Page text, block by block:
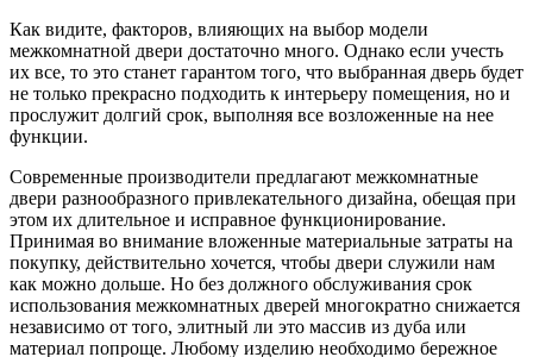
Как видите, факторов, влияющих на выбор модели
межкомнатной двери достаточно много. Однако если учесть
их все, то это станет гарантом того, что выбранная дверь будет
не только прекрасно подходить к интерьеру помещения, но и
прослужит долгий срок, выполняя все возложенные на нее
функции.
Современные производители предлагают межкомнатные
двери разнообразного привлекательного дизайна, обещая при
этом их длительное и исправное функционирование.
Принимая во внимание вложенные материальные затраты на
покупку, действительно хочется, чтобы двери служили нам
как можно дольше. Но без должного обслуживания срок
использования межкомнатных дверей многократно снижается
независимо от того, элитный ли это массив из дуба или
материал попроще. Любому изделию необходимо бережное